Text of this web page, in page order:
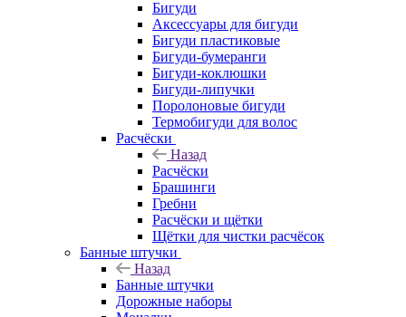
Бигуди
Аксессуары для бигуди
Бигуди пластиковые
Бигуди-бумеранги
Бигуди-коклюшки
Бигуди-липучки
Поролоновые бигуди
Термобигуди для волос
Расчёски
Назад
Расчёски
Брашинги
Гребни
Расчёски и щётки
Щётки для чистки расчёсок
Банные штучки
Назад
Банные штучки
Дорожные наборы